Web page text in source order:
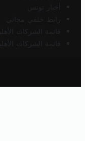
أخبار تونس
رابط خلفي مجاني
قائمة الشركات
قائمة الشركات